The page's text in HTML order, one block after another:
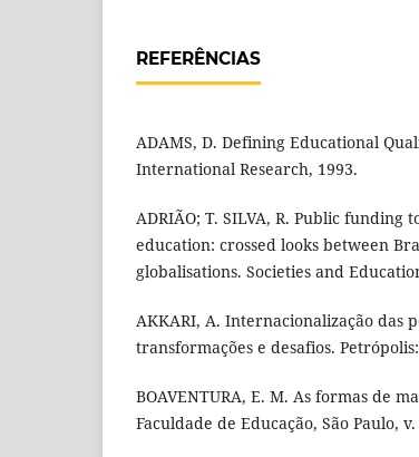
REFERÊNCIAS
ADAMS, D. Defining Educational
International Research, 1993.
ADRIÃO; T. SILVA, R. Public
education: crossed looks between
globalisations. Societies and
AKKARI, A. Internacionalização das
transformações e desafios. Petrópolis:
BOAVENTURA, E. M. As formas de
Faculdade de Educação, São Paulo,